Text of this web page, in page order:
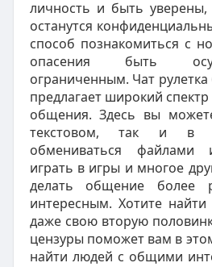
личность и быть
останутся
способ познакомиться с
опасения быть
ограниченным. Чат
предлагает широкий
общения. Здесь вы
текстовом, так и в
обмениваться файлами
играть в игры и многое
делать общение более
интересным. Хотите
даже свою вторую
цензуры поможет вам в
найти людей с общими